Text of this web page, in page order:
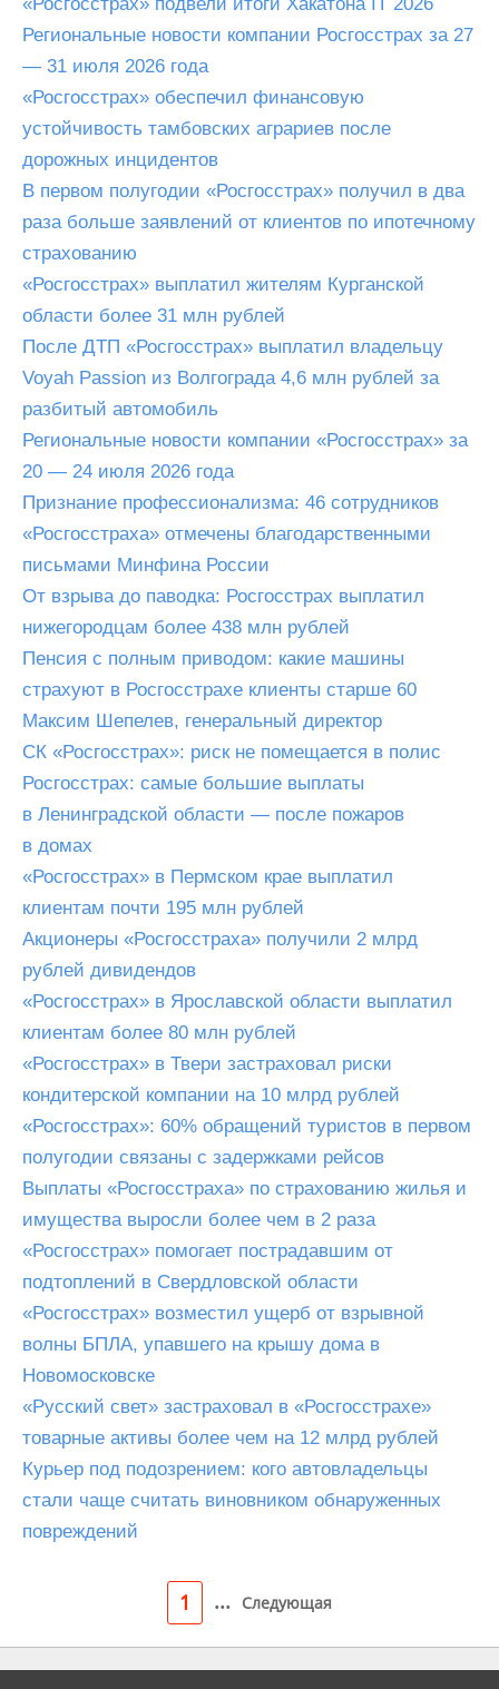
Региональные новости компании Росгосстрах за 27
— 31 июля 2026 года
«Росгосстрах» обеспечил финансовую
устойчивость тамбовских аграриев после
дорожных инцидентов
В первом полугодии «Росгосстрах» получил в два
раза больше заявлений от клиентов по ипотечному
страхованию
«Росгосстрах» выплатил жителям Курганской
области более 31 млн рублей
После ДТП «Росгосстрах» выплатил владельцу
Voyah Passion из Волгограда 4,6 млн рублей за
разбитый автомобиль
Региональные новости компании «Росгосстрах» за
20 — 24 июля 2026 года
Признание профессионализма: 46 сотрудников
«Росгосстраха» отмечены благодарственными
письмами Минфина России
От взрыва до паводка: Росгосстрах выплатил
нижегородцам более 438 млн рублей
Пенсия с полным приводом: какие машины
страхуют в Росгосстрахе клиенты старше 60
Максим Шепелев, генеральный директор
СК «Росгосстрах»: риск не помещается в полис
Росгосстрах: самые большие выплаты
в Ленинградской области — после пожаров
в домах
«Росгосстрах» в Пермском крае выплатил
клиентам почти 195 млн рублей
Акционеры «Росгосстраха» получили 2 млрд
рублей дивидендов
«Росгосстрах» в Ярославской области выплатил
клиентам более 80 млн рублей
«Росгосстрах» в Твери застраховал риски
кондитерской компании на 10 млрд рублей
«Росгосстрах»: 60% обращений туристов в первом
полугодии связаны с задержками рейсов
Выплаты «Росгосстраха» по страхованию жилья и
имущества выросли более чем в 2 раза
«Росгосстрах» помогает пострадавшим от
подтоплений в Свердловской области
«Росгосстрах» возместил ущерб от взрывной
волны БПЛА, упавшего на крышу дома в
Новомосковске
«Русский свет» застраховал в «Росгосстрахе»
товарные активы более чем на 12 млрд рублей
Курьер под подозрением: кого автовладельцы
стали чаще считать виновником обнаруженных
повреждений
1 ... Следующая